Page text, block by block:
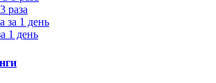
раза
1 день